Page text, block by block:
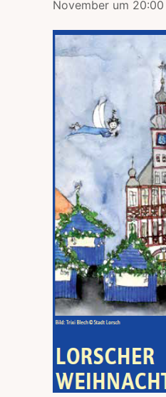
November um 20:00